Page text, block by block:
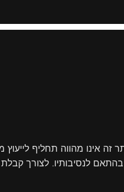
זה אינו מהווה תחליף
לנסיבותיו. לצורך